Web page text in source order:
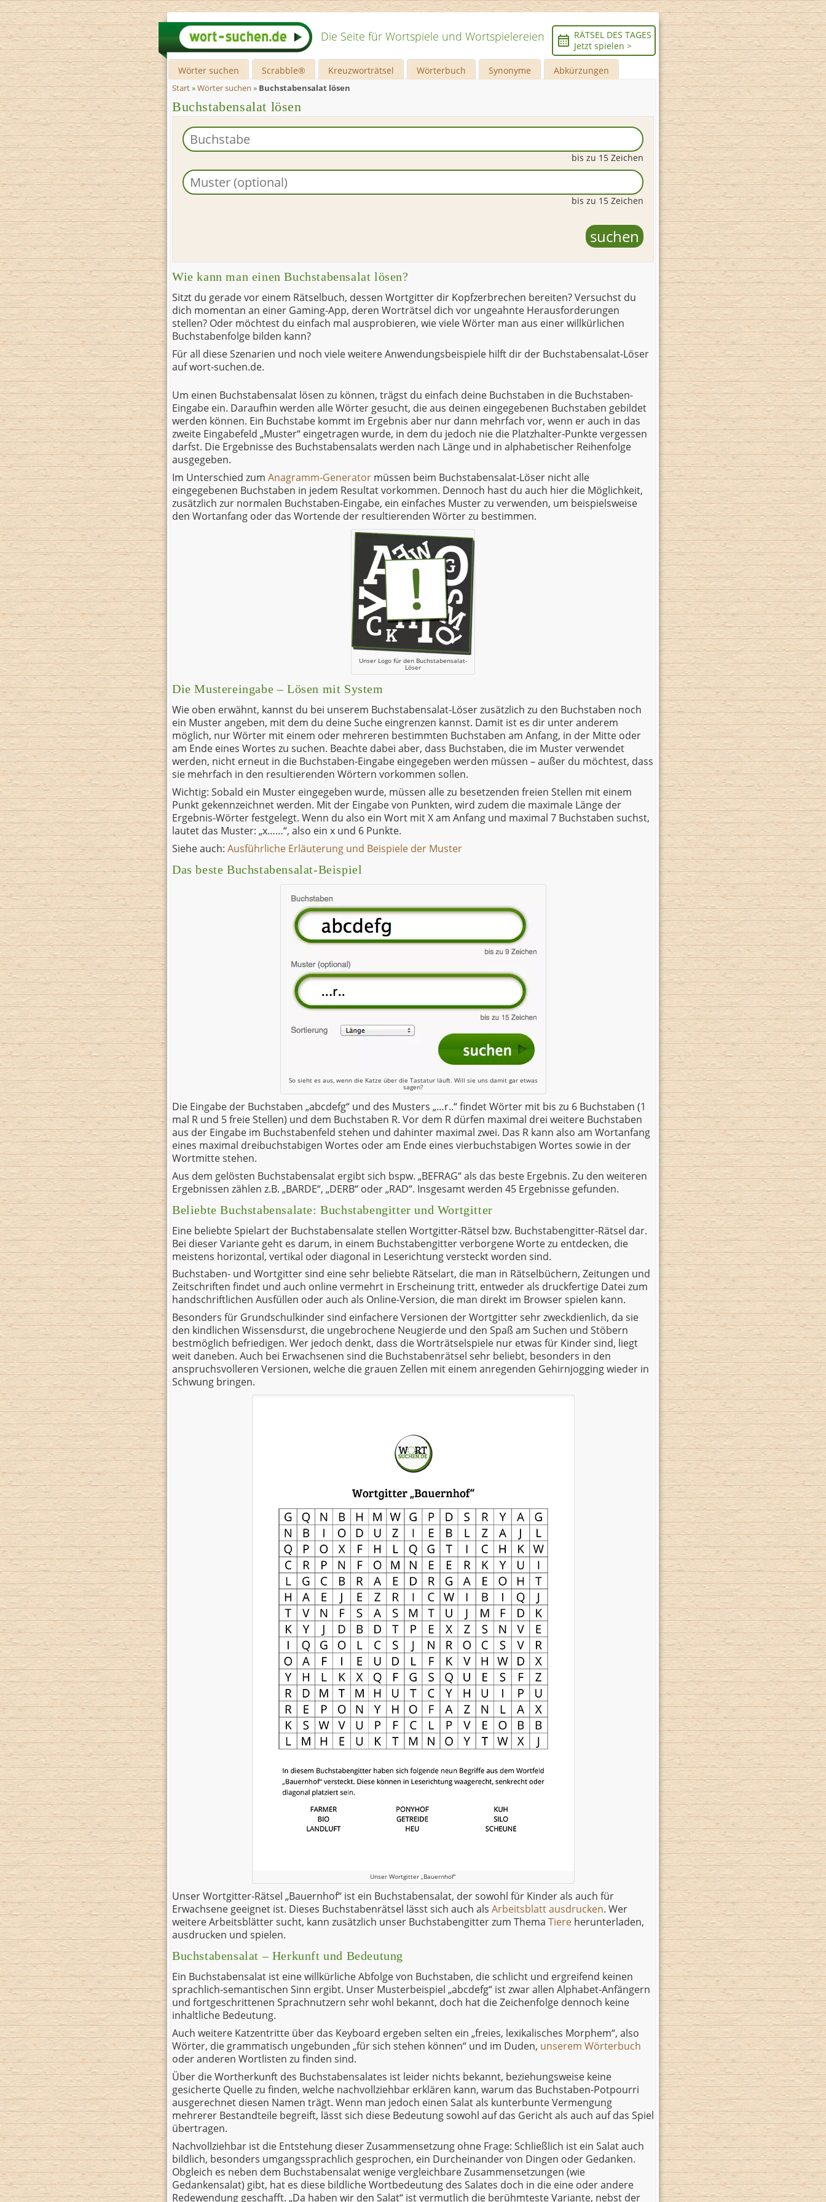
Die Seite für Wortspiele und Wortspielereien
RÄTSEL DES TAGES
Jetzt spielen >
Wörter suchen Scrabble® Kreuzworträtsel Wörterbuch Synonyme Abkürzungen
Start»Wörter suchen » Buchstabensalat lösen
Buchstabensalat lösen
bis zu 15 Zeichen
bis zu 15 Zeichen
Wie kann man einen Buchstabensalat lösen?
Sitzt du gerade vor einem Rätselbuch, dessen Wortgitter dir Kopfzerbrechen bereiten? Versuchst du
dich momentan an einer Gaming-App, deren Worträtsel dich vor ungeahnte Herausforderungen
stellen? Oder möchtest du einfach mal ausprobieren, wie viele Wörter man aus einer willkürlichen
Buchstabenfolge bilden kann?
Für all diese Szenarien und noch viele weitere Anwendungsbeispiele hilft dir der Buchstabensalat-Löser
auf wort-suchen.de.
Um einen Buchstabensalat lösen zu können, trägst du einfach deine Buchstaben in die Buchstaben-
Eingabe ein. Daraufhin werden alle Wörter gesucht, die aus deinen eingegebenen Buchstaben gebildet
werden können. Ein Buchstabe kommt im Ergebnis aber nur dann mehrfach vor, wenn er auch in das
zweite Eingabefeld „Muster“ eingetragen wurde, in dem du jedoch nie die Platzhalter-Punkte vergessen
darfst. Die Ergebnisse des Buchstabensalats werden nach Länge und in alphabetischer Reihenfolge
ausgegeben.
Im Unterschied zum Anagramm-Generator müssen beim Buchstabensalat-Löser nicht alle
eingegebenen Buchstaben in jedem Resultat vorkommen. Dennoch hast du auch hier die Möglichkeit,
zusätzlich zur normalen Buchstaben-Eingabe, ein einfaches Muster zu verwenden, um beispielsweise
den Wortanfang oder das Wortende der resultierenden Wörter zu bestimmen.
Unser Logo für den Buchstabensalat-
Löser
Die Mustereingabe – Lösen mit System
Wie oben erwähnt, kannst du bei unserem Buchstabensalat-Löser zusätzlich zu den Buchstaben noch
ein Muster angeben, mit dem du deine Suche eingrenzen kannst. Damit ist es dir unter anderem
möglich, nur Wörter mit einem oder mehreren bestimmten Buchstaben am Anfang, in der Mitte oder
am Ende eines Wortes zu suchen. Beachte dabei aber, dass Buchstaben, die im Muster verwendet
werden, nicht erneut in die Buchstaben-Eingabe eingegeben werden müssen – außer du möchtest, dass
sie mehrfach in den resultierenden Wörtern vorkommen sollen.
Wichtig: Sobald ein Muster eingegeben wurde, müssen alle zu besetzenden freien Stellen mit einem
Punkt gekennzeichnet werden. Mit der Eingabe von Punkten, wird zudem die maximale Länge der
Ergebnis-Wörter festgelegt. Wenn du also ein Wort mit X am Anfang und maximal 7 Buchstaben suchst,
lautet das Muster: „x……“, also ein x und 6 Punkte.
Siehe auch: Ausführliche Erläuterung und Beispiele der Muster
Das beste Buchstabensalat-Beispiel
So sieht es aus, wenn die Katze über die Tastatur läuft. Will sie uns damit gar etwas
sagen?
Die Eingabe der Buchstaben „abcdefg“ und des Musters „…r..“ findet Wörter mit bis zu 6 Buchstaben (1
mal R und 5 freie Stellen) und dem Buchstaben R. Vor dem R dürfen maximal drei weitere Buchstaben
aus der Eingabe im Buchstabenfeld stehen und dahinter maximal zwei. Das R kann also am Wortanfang
eines maximal dreibuchstabigen Wortes oder am Ende eines vierbuchstabigen Wortes sowie in der
Wortmitte stehen.
Aus dem gelösten Buchstabensalat ergibt sich bspw. „BEFRAG“ als das beste Ergebnis. Zu den weiteren
Ergebnissen zählen z.B. „BARDE“, „DERB“ oder „RAD“. Insgesamt werden 45 Ergebnisse gefunden.
Beliebte Buchstabensalate: Buchstabengitter und Wortgitter
Eine beliebte Spielart der Buchstabensalate stellen Wortgitter-Rätsel bzw. Buchstabengitter-Rätsel dar.
Bei dieser Variante geht es darum, in einem Buchstabengitter verborgene Worte zu entdecken, die
meistens horizontal, vertikal oder diagonal in Leserichtung versteckt worden sind.
Buchstaben- und Wortgitter sind eine sehr beliebte Rätselart, die man in Rätselbüchern, Zeitungen und
Zeitschriften findet und auch online vermehrt in Erscheinung tritt, entweder als druckfertige Datei zum
handschriftlichen Ausfüllen oder auch als Online-Version, die man direkt im Browser spielen kann.
Besonders für Grundschulkinder sind einfachere Versionen der Wortgitter sehr zweckdienlich, da sie
den kindlichen Wissensdurst, die ungebrochene Neugierde und den Spaß am Suchen und Stöbern
bestmöglich befriedigen. Wer jedoch denkt, dass die Worträtselspiele nur etwas für Kinder sind, liegt
weit daneben. Auch bei Erwachsenen sind die Buchstabenrätsel sehr beliebt, besonders in den
anspruchsvolleren Versionen, welche die grauen Zellen mit einem anregenden Gehirnjogging wieder in
Schwung bringen.
Unser Wortgitter „Bauernhof“
Unser Wortgitter-Rätsel „Bauernhof“ ist ein Buchstabensalat, der sowohl für Kinder als auch für
Erwachsene geeignet ist. Dieses Buchstabenrätsel lässt sich auch als Arbeitsblatt ausdrucken. Wer
weitere Arbeitsblätter sucht, kann zusätzlich unser Buchstabengitter zum Thema Tiere herunterladen,
ausdrucken und spielen.
Buchstabensalat – Herkunft und Bedeutung
Ein Buchstabensalat ist eine willkürliche Abfolge von Buchstaben, die schlicht und ergreifend keinen
sprachlich-semantischen Sinn ergibt. Unser Musterbeispiel „abcdefg“ ist zwar allen Alphabet-Anfängern
und fortgeschrittenen Sprachnutzern sehr wohl bekannt, doch hat die Zeichenfolge dennoch keine
inhaltliche Bedeutung.
Auch weitere Katzentritte über das Keyboard ergeben selten ein „freies, lexikalisches Morphem“, also
Wörter, die grammatisch ungebunden „für sich stehen können“ und im Duden, unserem Wörterbuch
oder anderen Wortlisten zu finden sind.
Über die Wortherkunft des Buchstabensalates ist leider nichts bekannt, beziehungsweise keine
gesicherte Quelle zu finden, welche nachvollziehbar erklären kann, warum das Buchstaben-Potpourri
ausgerechnet diesen Namen trägt. Wenn man jedoch einen Salat als kunterbunte Vermengung
mehrerer Bestandteile begreift, lässt sich diese Bedeutung sowohl auf das Gericht als auch auf das Spiel
übertragen.
Nachvollziehbar ist die Entstehung dieser Zusammensetzung ohne Frage: Schließlich ist ein Salat auch
bildlich, besonders umgangssprachlich gesprochen, ein Durcheinander von Dingen oder Gedanken.
Obgleich es neben dem Buchstabensalat wenige vergleichbare Zusammensetzungen (wie
Gedankensalat) gibt, hat es diese bildliche Wortbedeutung des Salates doch in die eine oder andere
Redewendung geschafft. „Da haben wir den Salat“ ist vermutlich die berühmteste Variante, nebst der